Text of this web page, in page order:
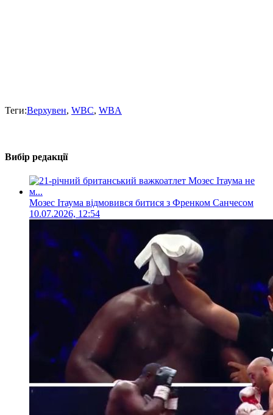
Теги:Верхувен, WBC, WBA
Вибір редакції
Мозес Ітаума відмовився битися з Френком Санчесом
10.07.2026, 12:54